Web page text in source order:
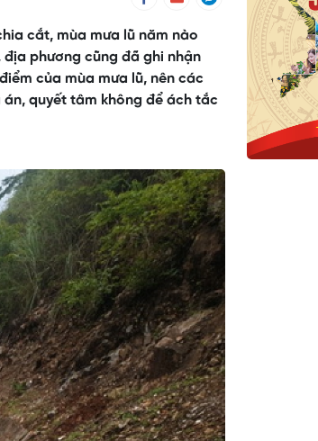
cắt, mùa mưa lũ năm nào
phương cũng đã ghi nhận
của mùa mưa lũ, nên các
quyết tâm không để ách tắc